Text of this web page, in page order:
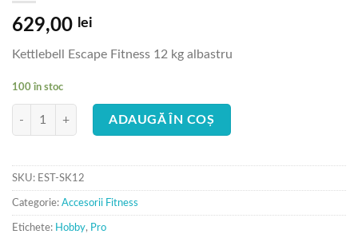
629,00 lei
Kettlebell Escape Fitness 12 kg albastru
100 în stoc
Cantitate Kettlebell Escape Fitness 12 kg albastru
ADAUGĂ ÎN COȘ
SKU: EST-SK12
Categorie: Accesorii Fitness
Etichete: Hobby, Pro